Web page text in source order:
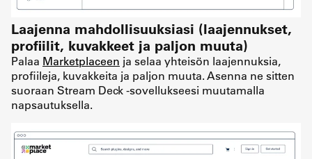
Laajenna mahdollisuuksiasi (laajennukset,
profiilit, kuvakkeet ja paljon muuta)
Palaa Marketplaceen ja selaa yhteisön laajennuksia,
profiileja, kuvakkeita ja paljon muuta. Asenna ne sitten
suoraan Stream Deck -sovellukseesi muutamalla
napsautuksella.